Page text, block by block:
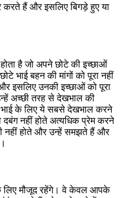
करते हैं और इसलिए बिगड़े हुए या
है जो अपने छोटे की इच्छाओं
भाई बहन की मांगों को पूरा नहीं
इसलिए उनकी इच्छाओं को पूरा
अच्छी तरह से देखभाल की
भाई के लिए ये सबसे देखभाल करने
दबंग नहीं होते अत्यधिक प्रेम करने
नहीं होते और उन्हें समझते हैं और
लिए मौजूद रहेंगे। वे केवल आपके